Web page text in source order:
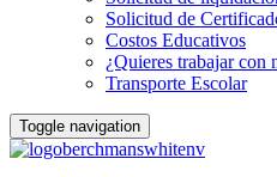
Solicitud de
Costos Educativos
¿Quieres trabajar con
Transporte Escolar
Toggle navigation